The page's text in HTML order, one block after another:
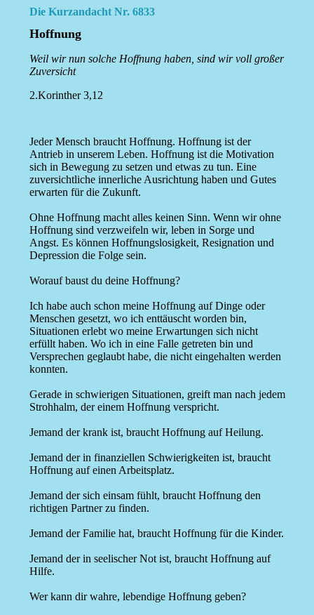
Die Kurzandacht Nr. 6833
Hoffnung
Weil wir nun solche Hoffnung haben, sind wir voll großer
Zuversicht
2.Korinther 3,12
Jeder Mensch braucht Hoffnung. Hoffnung ist der
Antrieb in unserem Leben. Hoffnung ist die Motivation
sich in Bewegung zu setzen und etwas zu tun. Eine
zuversichtliche innerliche Ausrichtung haben und Gutes
erwarten für die Zukunft.
Ohne Hoffnung macht alles keinen Sinn. Wenn wir ohne
Hoffnung sind verzweifeln wir, leben in Sorge und
Angst. Es können Hoffnungslosigkeit, Resignation und
Depression die Folge sein.
Worauf baust du deine Hoffnung?
Ich habe auch schon meine Hoffnung auf Dinge oder
Menschen gesetzt, wo ich enttäuscht worden bin,
Situationen erlebt wo meine Erwartungen sich nicht
erfüllt haben. Wo ich in eine Falle getreten bin und
Versprechen geglaubt habe, die nicht eingehalten werden
konnten.
Gerade in schwierigen Situationen, greift man nach jedem
Strohhalm, der einem Hoffnung verspricht.
Jemand der krank ist, braucht Hoffnung auf Heilung.
Jemand der in finanziellen Schwierigkeiten ist, braucht
Hoffnung auf einen Arbeitsplatz.
Jemand der sich einsam fühlt, braucht Hoffnung den
richtigen Partner zu finden.
Jemand der Familie hat, braucht Hoffnung für die Kinder.
Jemand der in seelischer Not ist, braucht Hoffnung auf
Hilfe.
Wer kann dir wahre, lebendige Hoffnung geben?